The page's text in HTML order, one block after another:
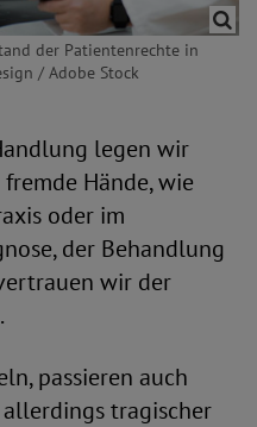
der Patientenrechte in
/ Adobe Stock
legen wir
Hände, wie
oder im
der Behandlung
wir der
passieren auch
tragischer